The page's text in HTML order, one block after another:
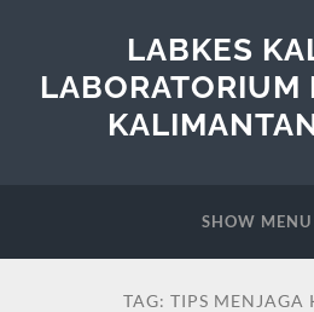
LABKES
LABORATORIUM
SHOW MENU
TAG: TIPS MENJAGA